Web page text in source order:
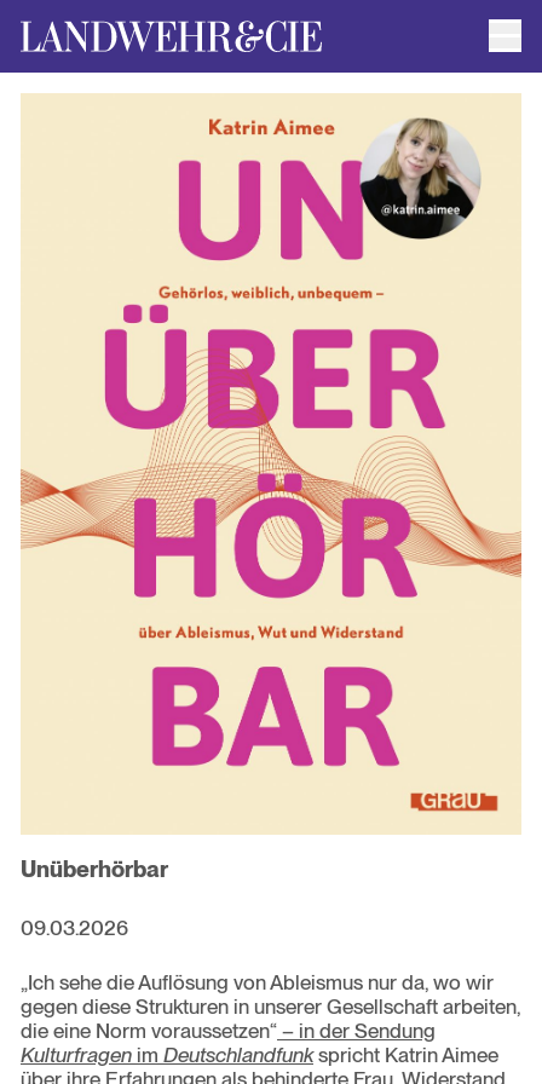
AUTOR*INNEN
AKTUELLE TITEL
FILMRECHTE
ANFRAGEN / IMPRESSUM
Unüberhörbar
09.03.2026
„Ich sehe die Auflösung von Ableismus nur da, wo wir
gegen diese Strukturen in unserer Gesellschaft arbeiten,
die eine Norm voraussetzen“ – in der Sendung
Kulturfragen im Deutschlandfunkspricht Katrin Aimee